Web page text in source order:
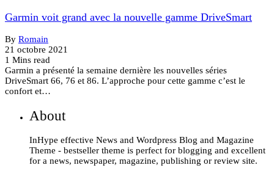
Garmin voit grand avec la nouvelle gamme DriveSmart
By Romain
21 octobre 2021
1 Mins read
Garmin a présenté la semaine dernière les nouvelles séries
DriveSmart 66, 76 et 86. L’approche pour cette gamme c’est le
confort et…
About
InHype effective News and Wordpress Blog and Magazine
Theme - bestseller theme is perfect for blogging and excellent
for a news, newspaper, magazine, publishing or review site.